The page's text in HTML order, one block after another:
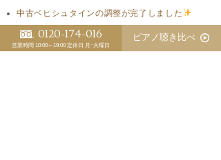
0120-174-016
営業時間 10:00～19:00 定休日 月･火曜日
中古ベヒシュタインの調整が完了しました
意識が拡大するのはピアノも同じです
コストの高いヨーロッパでのピアノ作りはもう困難
ピアノ聴き比べ